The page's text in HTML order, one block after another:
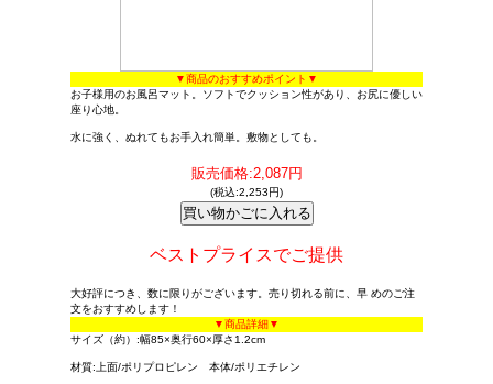
▼商品のおすすめポイント▼
お子様用のお風呂マット。ソフトでクッション性があり、お尻に優しい
座り心地。
水に強く、ぬれてもお手入れ簡単。敷物としても。
販売価格:2,087円
(税込:2,253円)
ベストプライスでご提供
大好評につき、数に限りがございます。売り切れる前に、早 めのご注
文をおすすめします！
▼商品詳細▼
サイズ（約）:幅85×奥行60×厚さ1.2cm
材質:上面/ポリプロピレン 本体/ポリエチレン